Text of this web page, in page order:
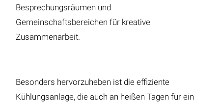
Besprechungsräumen und
Gemeinschaftsbereichen für kreative
Zusammenarbeit.
Besonders hervorzuheben ist die effiziente
Kühlungsanlage, die auch an heißen Tagen für ein